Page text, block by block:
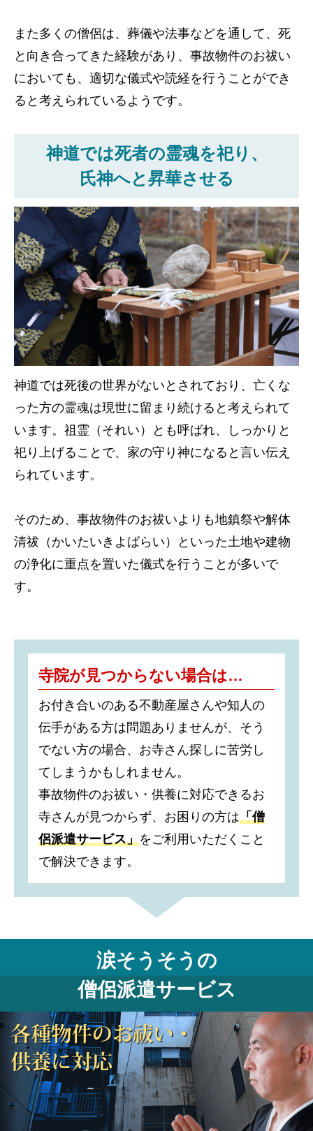
また多くの僧侶は、葬儀や法事などを通して、死
と向き合ってきた経験があり、事故物件のお祓い
においても、適切な儀式や読経を行うことができ
ると考えられているようです。
神道では死者の霊魂を祀り、
氏神へと昇華させる
神道では死後の世界がないとされており、亡くな
った方の霊魂は現世に留まり続けると考えられて
います。祖霊（それい）とも呼ばれ、しっかりと
祀り上げることで、家の守り神になると言い伝え
られています。
そのため、事故物件のお祓いよりも地鎮祭や解体
清祓（かいたいきよばらい）といった土地や建物
の浄化に重点を置いた儀式を行うことが多いで
す。
寺院が見つからない場合は…
お付き合いのある不動産屋さんや知人の
伝手がある方は問題ありませんが、そう
でない方の場合、お寺さん探しに苦労し
てしまうかもしれません。
事故物件のお祓い・供養に対応できるお
寺さんが見つからず、お困りの方は「僧
侶派遣サービス」をご利用いただくこと
で解決できます。
涙そうそうの
僧侶派遣サービス